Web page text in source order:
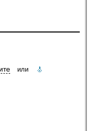
или